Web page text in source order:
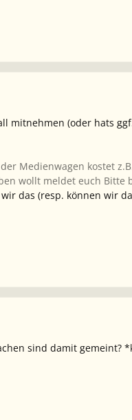
mitnehmen (oder hats
Medienwagen kostet
wollt meldet euch Bitte
das (resp. können wir
sind damit gemeint?